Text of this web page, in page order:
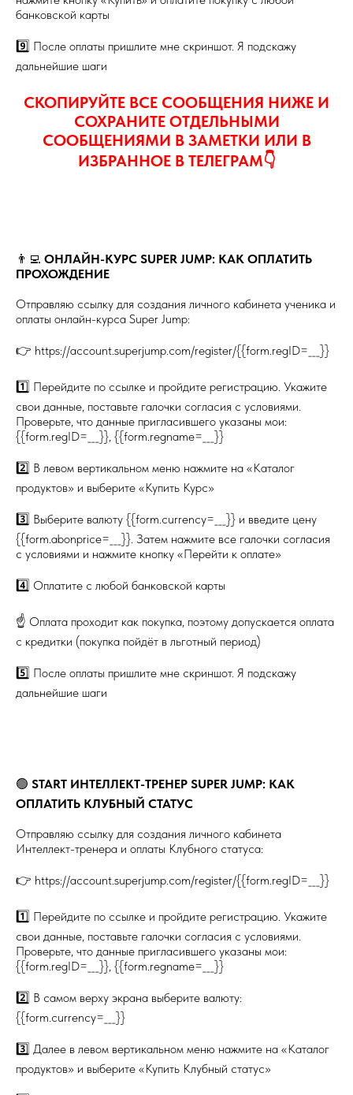
банковской карты
9️⃣ После оплаты пришлите мне скриншот. Я подскажу
дальнейшие шаги
СКОПИРУЙТЕ ВСЕ СООБЩЕНИЯ НИЖЕ И
СОХРАНИТЕ ОТДЕЛЬНЫМИ
СООБЩЕНИЯМИ В ЗАМЕТКИ ИЛИ В
ИЗБРАННОЕ В ТЕЛЕГРАМ👇
👨‍💻 ОНЛАЙН-КУРС SUPER JUMP: КАК ОПЛАТИТЬ
ПРОХОЖДЕНИЕ
Отправляю ссылку для создания личного кабинета ученика и
оплаты онлайн-курса Super Jump:
👉 https://account.superjump.com/register/{{form.regID=___}}
1️⃣ Перейдите по ссылке и пройдите регистрацию. Укажите
свои данные, поставьте галочки согласия с условиями.
Проверьте, что данные пригласившего указаны мои:
{{form.regID=___}}, {{form.regname=___}}
2️⃣ В левом вертикальном меню нажмите на «Каталог
продуктов» и выберите «Купить Курс»
3️⃣ Выберите валюту {{form.currency=___}} и введите цену
{{form.abonprice=___}}. Затем нажмите все галочки согласия
с условиями и нажмите кнопку «Перейти к оплате»
4️⃣ Оплатите с любой банковской карты
☝️ Оплата проходит как покупка, поэтому допускается оплата
с кредитки (покупка пойдёт в льготный период)
5️⃣ После оплаты пришлите мне скриншот. Я подскажу
дальнейшие шаги
🟢 START ИНТЕЛЛЕКТ-ТРЕНЕР SUPER JUMP: КАК
ОПЛАТИТЬ КЛУБНЫЙ СТАТУС
Отправляю ссылку для создания личного кабинета
Интеллект-тренера и оплаты Клубного статуса:
👉 https://account.superjump.com/register/{{form.regID=___}}
1️⃣ Перейдите по ссылке и пройдите регистрацию. Укажите
свои данные, поставьте галочки согласия с условиями.
Проверьте, что данные пригласившего указаны мои:
{{form.regID=___}}, {{form.regname=___}}
2️⃣ В самом верху экрана выберите валюту:
{{form.currency=___}}
3️⃣ Далее в левом вертикальном меню нажмите на «Каталог
продуктов» и выберите «Купить Клубный статус»